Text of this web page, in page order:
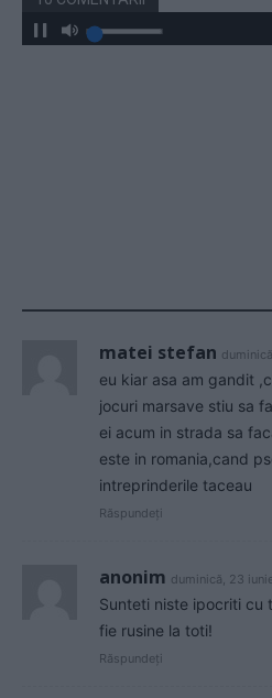
matei stefan
eu kiar asa am gandit
jocuri marsave stiu sa
ei acum in strada sa
este in romania,cand
intreprinderile taceau
Răspundeți
anonim duminică, 23
Sunteti niste ipocriti cu
fie rusine la toti!
Răspundeți